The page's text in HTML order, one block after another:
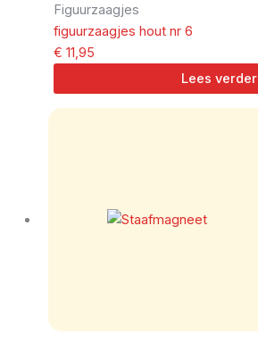
Figuurzaagjes
figuurzaagjes hout nr 6
€ 11,95
Lees verder